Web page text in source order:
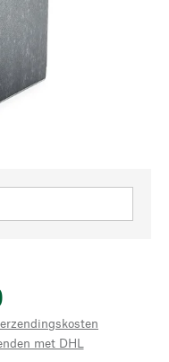
met DHL